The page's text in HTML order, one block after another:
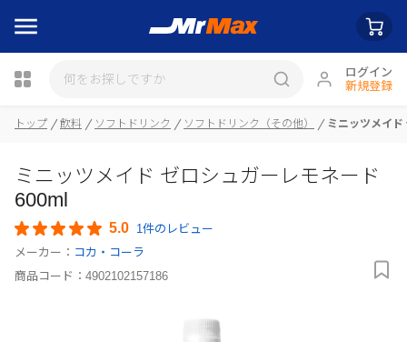
ログイン
新規登録
瓶詰
トップ 飲料 ソフトドリンク ソフトドリンク（その他） ミニッツメイ
ミニッツメイド ゼロシュガーレモネード
600ml
5.0 1件のレビュー
メーカー： コカ・コーラ
商品コード： 4902102157186